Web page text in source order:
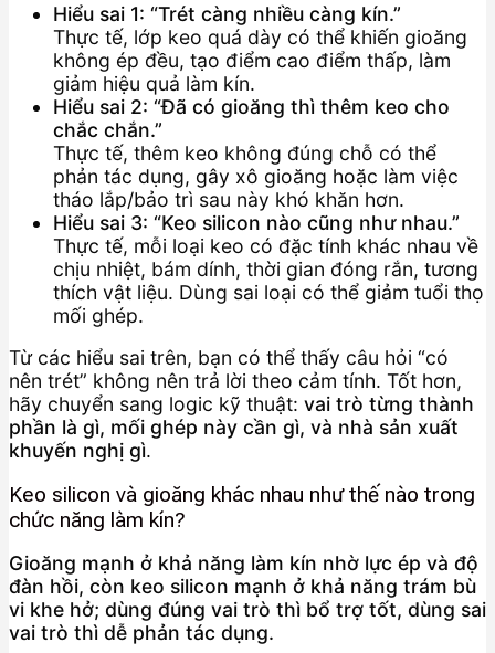
Hiểu sai 1: “Trét càng nhiều càng kín.”
Thực tế, lớp keo quá dày có thể khiến gioăng
không ép đều, tạo điểm cao điểm thấp, làm
giảm hiệu quả làm kín.
Hiểu sai 2: “Đã có gioăng thì thêm keo cho
chắc chắn.”
Thực tế, thêm keo không đúng chỗ có thể
phản tác dụng, gây xô gioăng hoặc làm việc
tháo lắp/bảo trì sau này khó khăn hơn.
Hiểu sai 3: “Keo silicon nào cũng như nhau.”
Thực tế, mỗi loại keo có đặc tính khác nhau về
chịu nhiệt, bám dính, thời gian đóng rắn, tương
thích vật liệu. Dùng sai loại có thể giảm tuổi thọ
mối ghép.
Từ các hiểu sai trên, bạn có thể thấy câu hỏi “có
nên trét” không nên trả lời theo cảm tính. Tốt hơn,
hãy chuyển sang logic kỹ thuật: vai trò từng thành
phần là gì, mối ghép này cần gì, và nhà sản xuất
khuyến nghị gì.
Keo silicon và gioăng khác nhau như thế nào trong
chức năng làm kín?
Gioăng mạnh ở khả năng làm kín nhờ lực ép và độ
đàn hồi, còn keo silicon mạnh ở khả năng trám bù
vi khe hở; dùng đúng vai trò thì bổ trợ tốt, dùng sai
vai trò thì dễ phản tác dụng.